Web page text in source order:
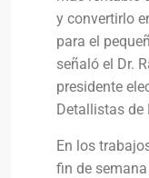
y convertirlo
para el
señaló el Dr.
presidente
Detallistas de
En los
fin de